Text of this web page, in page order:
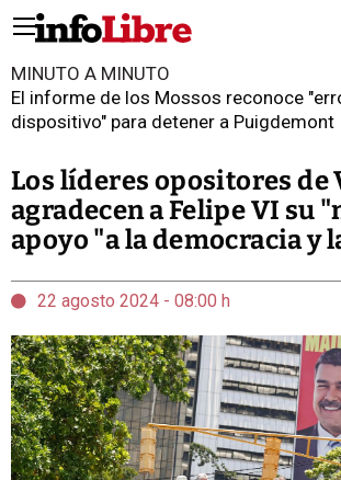
MINUTO A MINUTO
El informe de los Mossos reconoce
dispositivo" para detener a Puigdemont
Los líderes opositores de
agradecen a Felipe VI su
apoyo "a la democracia y
22 agosto 2024 - 08:00 h